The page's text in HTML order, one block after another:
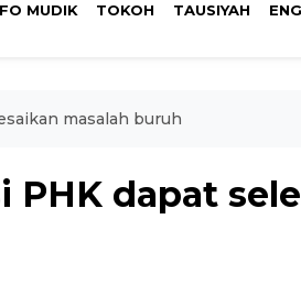
MUDIK TOKOH TAUSIYAH
masalah buruh
dapat